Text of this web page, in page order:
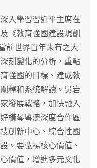
入學習習近平主席在
《教育強國建設規劃
前世界百年未有之大
刻變化的分析，重點
強國的目標、建成教
釋和系統解讀。吳岩
發展戰略，加快融入
橫琴粵澳深度合作區
創新中心、綜合性國
。要弘揚核心價值、
價值，增進多元文化